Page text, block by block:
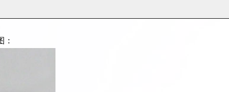
：